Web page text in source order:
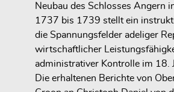
Neubau des Schlosses Angern
1737 bis 1739 stellt ein
die Spannungsfelder adeliger
wirtschaftlicher
administrativer Kontrolle im 18.
Die erhaltenen Berichte von